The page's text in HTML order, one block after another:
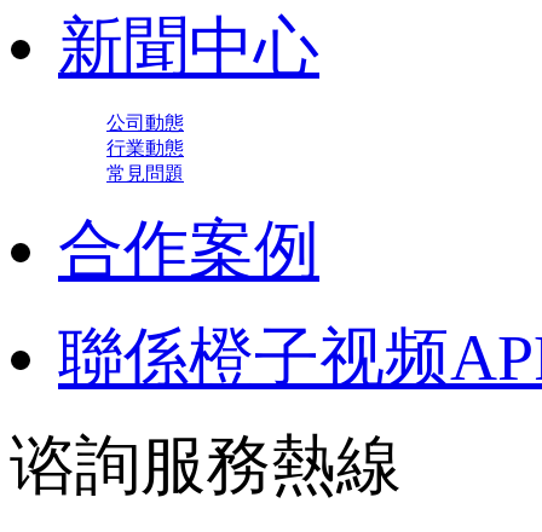
新聞中心
公司動態
行業動態
常見問題
合作案例
聯係橙子视频
谘詢服務熱線